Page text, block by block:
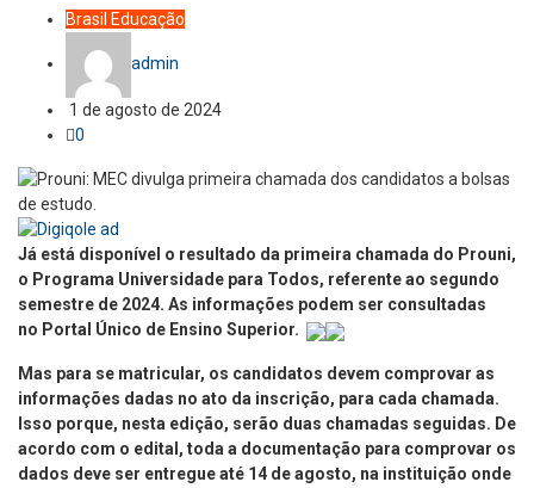
Brasil Educação
admin
1 de agosto de 2024
0
Já está disponível o resultado da primeira chamada do Prouni,
o Programa Universidade para Todos, referente ao segundo
semestre de 2024. As informações podem ser consultadas
no Portal Único de Ensino Superior.
Mas para se matricular, os candidatos devem comprovar as
informações dadas no ato da inscrição, para cada chamada.
Isso porque, nesta edição, serão duas chamadas seguidas. De
acordo com o edital, toda a documentação para comprovar os
dados deve ser entregue até 14 de agosto, na instituição onde